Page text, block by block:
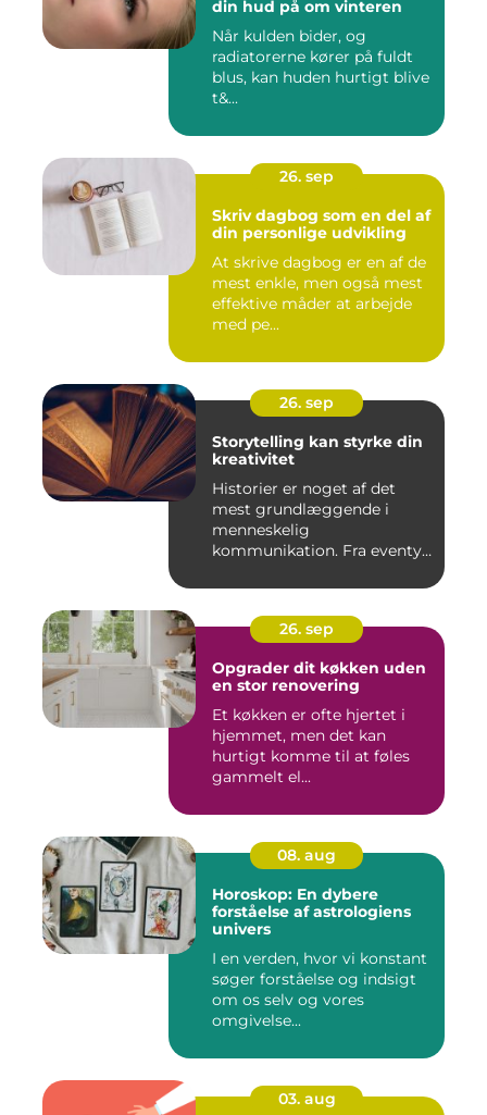
din hud på om vinteren
Når kulden bider, og
radiatorerne kører på fuldt
blus, kan huden hurtigt blive
t&...
26. sep
Skriv dagbog som en del af
din personlige udvikling
At skrive dagbog er en af de
mest enkle, men også mest
effektive måder at arbejde
med pe...
26. sep
Storytelling kan styrke din
kreativitet
Historier er noget af det
mest grundlæggende i
menneskelig
kommunikation. Fra eventyr
26. sep
Opgrader dit køkken uden
en stor renovering
Et køkken er ofte hjertet i
hjemmet, men det kan
hurtigt komme til at føles
gammelt el...
08. aug
Horoskop: En dybere
forståelse af astrologiens
univers
I en verden, hvor vi konstant
søger forståelse og indsigt
om os selv og vores
omgivelse...
03. aug